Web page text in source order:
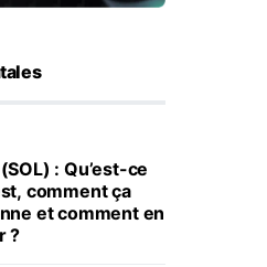
: Qu’est-ce
comment ça
et comment en
?